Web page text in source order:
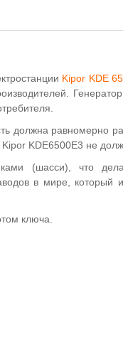
Kipor KDE
должна равномерно
KDE6500E3 не
(шасси), что
в мире, который
ключа.